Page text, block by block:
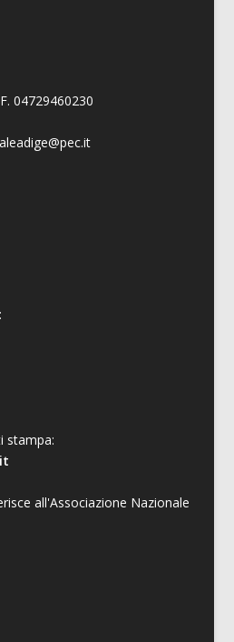
04729460230
stampa:
all'Associazione Nazionale